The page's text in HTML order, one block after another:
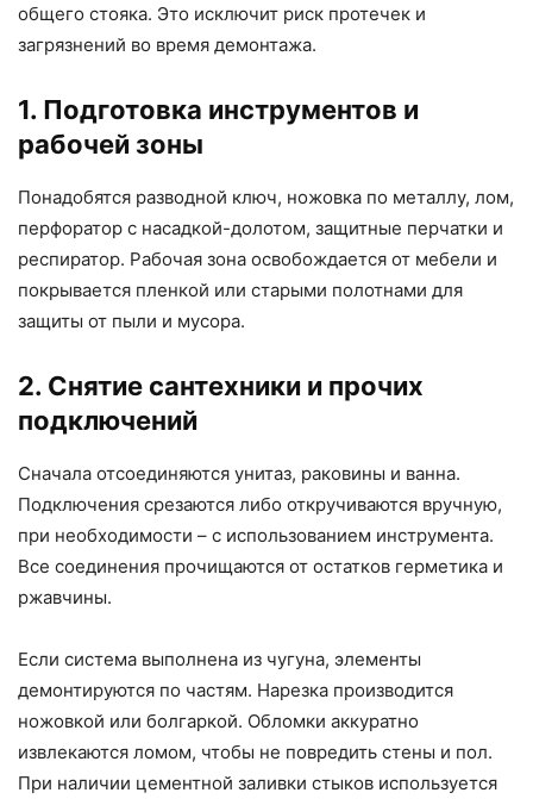
общего стояка. Это исключит риск протечек и
загрязнений во время демонтажа.
1. Подготовка инструментов и
рабочей зоны
Понадобятся разводной ключ, ножовка по металлу, лом,
перфоратор с насадкой-долотом, защитные перчатки и
респиратор. Рабочая зона освобождается от мебели и
покрывается пленкой или старыми полотнами для
защиты от пыли и мусора.
2. Снятие сантехники и прочих
подключений
Сначала отсоединяются унитаз, раковины и ванна.
Подключения срезаются либо откручиваются вручную,
при необходимости – с использованием инструмента.
Все соединения прочищаются от остатков герметика и
ржавчины.
Если система выполнена из чугуна, элементы
демонтируются по частям. Нарезка производится
ножовкой или болгаркой. Обломки аккуратно
извлекаются ломом, чтобы не повредить стены и пол.
При наличии цементной заливки стыков используется